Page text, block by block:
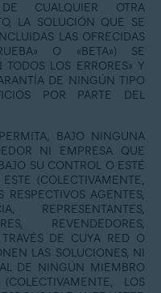
CUALQUIER OTRA
LA SOLUCIÓN QUE SE
LAS OFRECIDAS
O «BETA») SE
TODOS LOS ERRORES» Y
DE NINGÚN TIPO
POR PARTE DEL
BAJO NINGUNA
NI EMPRESA QUE
SU CONTROL O ESTÉ
(COLECTIVAMENTE,
RESPECTIVOS AGENTES,
REPRESENTANTES,
REVENDEDORES,
DE CUYA RED O
LAS SOLUCIONES, NI
DE NINGÚN MIEMBRO
LOS